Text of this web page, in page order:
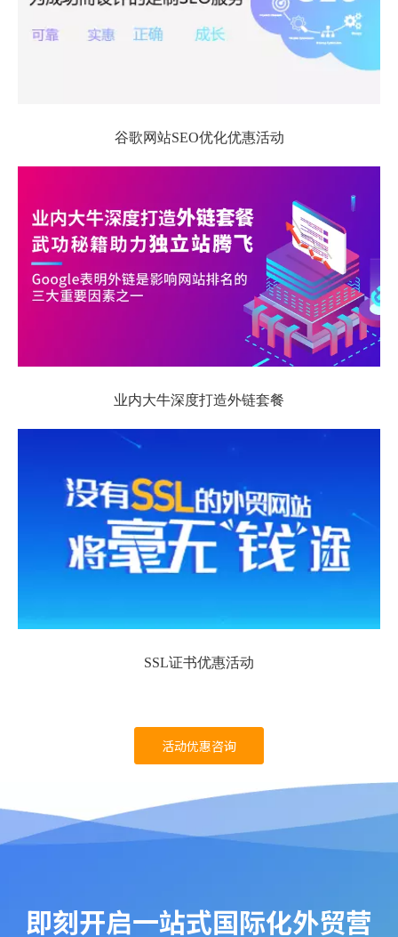
谷歌网站SEO优化优惠活动
业内大牛深度打造外链套餐
SSL证书优惠活动
活动优惠咨询
即刻开启一站式国际化外贸营